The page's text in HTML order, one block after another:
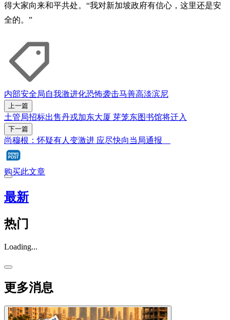
得大家向来和平共处。“我对新加坡政府有信心，这里还是安
全的。”
内部安全局自我激进化恐怖袭击马善高淡滨尼
上一篇
土管局招标出售丹戎加东大厦 芽笼东图书馆将迁入
下一篇
尚穆根：怀疑有人变激进 应尽快向当局通报
购买此文章
最新
热门
Loading...
更多消息